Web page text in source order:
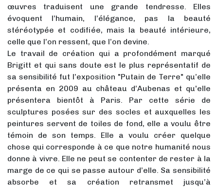
œuvres traduisent une grande tendresse. Elles
évoquent l’humain, l’élégance, pas la beauté
stéréotypée et codifiée, mais la beauté intérieure,
celle que l’on ressent, que l’on devine.
Le travail de création qui a profondément marqué
Brigitt et qui sans doute est le plus représentatif de
sa sensibilité fut l’exposition "Putain de Terre" qu’elle
présenta en 2009 au château d’Aubenas et qu'elle
présentera bientôt à Paris. Par cette série de
sculptures posées sur des socles et auxquelles les
peintures servent de toiles de fond, elle a voulu être
témoin de son temps. Elle a voulu créer quelque
chose qui corresponde à ce que notre humanité nous
donne à vivre. Elle ne peut se contenter de rester à la
marge de ce qui se passe autour d’elle. Sa sensibilité
absorbe et sa création retransmet jusqu’à